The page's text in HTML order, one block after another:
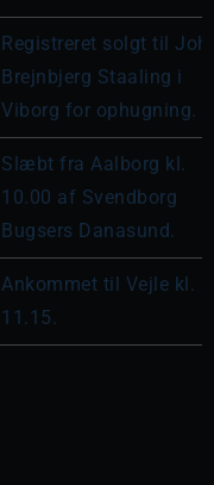
Registreret solgt til
Brejnbjerg Staaling i
Viborg for ophugning.
Slæbt fra Aalborg kl.
10.00 af Svendborg
Bugsers Danasund.
Ankommet til Vejle kl.
11.15.